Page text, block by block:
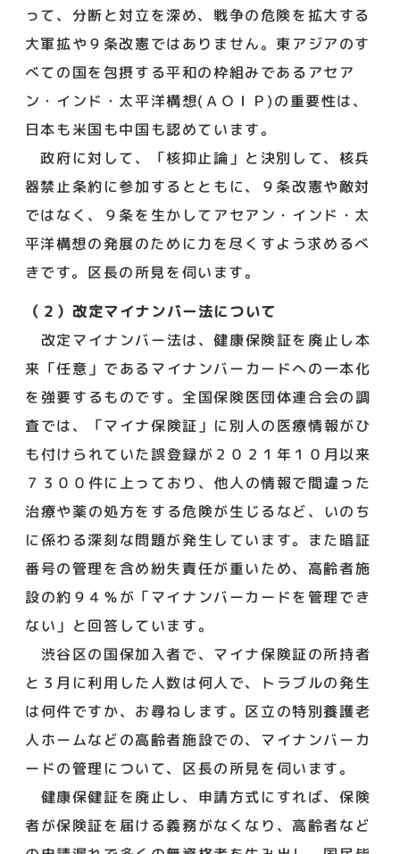
って、分断と対立を深め、戦争の危険を拡大する
大軍拡や９条改憲ではありません。東アジアのす
べての国を包摂する平和の枠組みであるアセア
ン・インド・太平洋構想(ＡＯＩＰ)の重要性は、
日本も米国も中国も認めています。
政府に対して、「核抑止論」と決別して、核兵
器禁止条約に参加するとともに、９条改憲や敵対
ではなく、９条を生かしてアセアン・インド・太
平洋構想の発展のために力を尽くすよう求めるべ
きです。区長の所見を伺います。
（２）改定マイナンバー法について
改定マイナンバー法は、健康保険証を廃止し本
来「任意」であるマイナンバーカードへの一本化
を強要するものです。全国保険医団体連合会の調
査では、「マイナ保険証」に別人の医療情報がひ
も付けられていた誤登録が２０２１年１０月以来
７３００件に上っており、他人の情報で間違った
治療や薬の処方をする危険が生じるなど、いのち
に係わる深刻な問題が発生しています。また暗証
番号の管理を含め紛失責任が重いため、高齢者施
設の約９４％が「マイナンバーカードを管理でき
ない」と回答しています。
渋谷区の国保加入者で、マイナ保険証の所持者
と３月に利用した人数は何人で、トラブルの発生
は何件ですか、お尋ねします。区立の特別養護老
人ホームなどの高齢者施設での、マイナンバーカ
ードの管理について、区長の所見を伺います。
健康保健証を廃止し、申請方式にすれば、保険
者が保険証を届ける義務がなくなり、高齢者など